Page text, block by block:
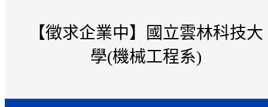
【徵求企業中】國立雲林科技大
學(機械工程系)